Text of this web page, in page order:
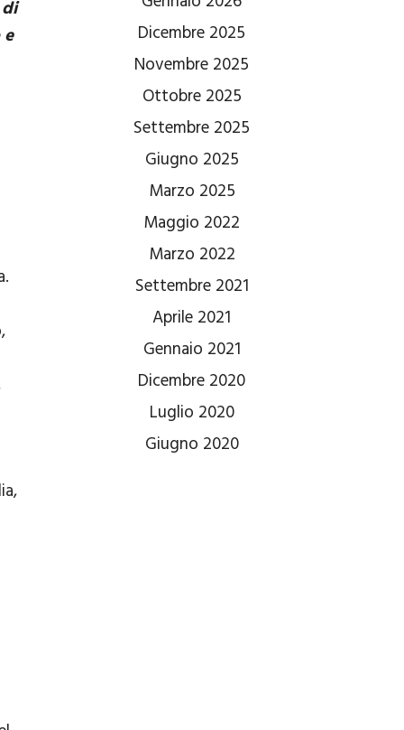
Dicembre 2025
Novembre 2025
Ottobre 2025
Settembre 2025
Giugno 2025
Marzo 2025
Maggio 2022
Marzo 2022
Settembre 2021
Aprile 2021
Gennaio 2021
Dicembre 2020
Luglio 2020
Giugno 2020